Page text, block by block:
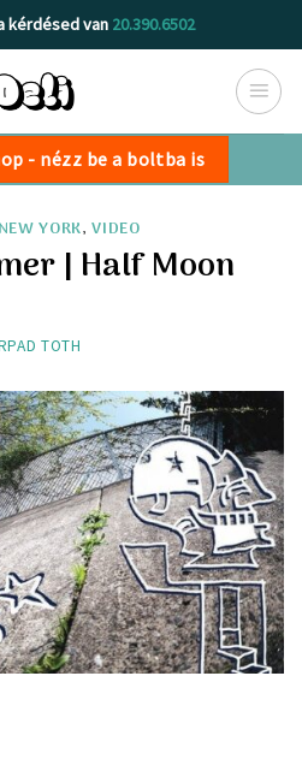
kérdésed van 20.390.6502
- nézz be a boltba is
NEW YORK,VIDEO
| Half Moon
TOTH